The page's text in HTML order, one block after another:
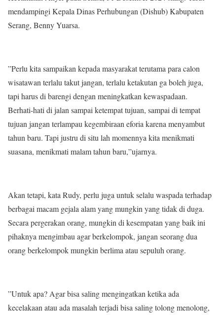
mendampingi Kepala Dinas Perhubungan (Dishub) Kabupaten
Serang, Benny Yuarsa.
”Perlu kita sampaikan kepada masyarakat terutama para calon
wisatawan terlalu takut jangan, terlalu ketakutan ga boleh juga,
tapi harus di barengi dengan meningkatkan kewaspadaan.
Berhati-hati di jalan sampai ketempat tujuan, sampai di tempat
tujuan jangan terlampau kegembiraan eforia karena menyambut
tahun baru. Tapi justru di situ lah momennya kita menikmati
suasana, menikmati malam tahun baru,”ujarnya.
Akan tetapi, kata Rudy, perlu juga untuk selalu waspada terhadap
berbagai macam gejala alam yang mungkin yang tidak di duga.
Secara pergerakan orang, mungkin di kesempatan yang baik ini
pihaknya mengimbau agar berkelompok, jangan seorang dua
orang berkelompok mungkin berlima atau sepuluh orang.
”Untuk apa? Agar bisa saling mengingatkan ketika ada
kecelakaan atau ada masalah terjadi bisa saling tolong menolong,